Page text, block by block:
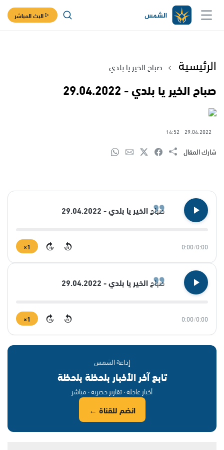
البث المباشر
الرئيسية صباح الخير يا بلدي
صباح الخير يا بلدي - 29.04.2022
29.04.2022
14:52
شارك المقال
صباح الخير يا بلدي - 29.04.2022
0:00
/
0:00
15
15
1×
صباح الخير يا بلدي - 29.04.2022
0:00
/
0:00
15
15
1×
إذاعة الشمس
تابع آخر الأخبار بلحظة بلحظة
أخبار عاجلة · تقارير حصرية · مباشر
انضم للقناة ←